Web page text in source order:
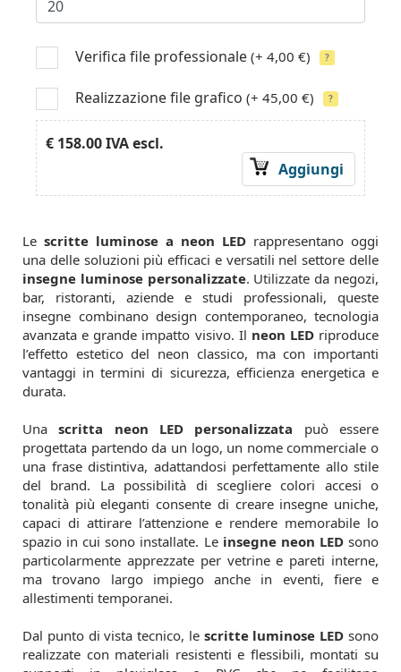
Verifica file professionale (+ 4,00 €) ?
Realizzazione file grafico (+ 45,00 €) ?
€ 158.00IVA escl.
Aggiungi
Le scritte luminose a neon LED rappresentano oggi
una delle soluzioni più efficaci e versatili nel settore delle
insegne luminose personalizzate. Utilizzate da negozi,
bar, ristoranti, aziende e studi professionali, queste
insegne combinano design contemporaneo, tecnologia
avanzata e grande impatto visivo. Il neon LEDriproduce
l’effetto estetico del neon classico, ma con importanti
vantaggi in termini di sicurezza, efficienza energetica e
durata.
Unascritta neon LED personalizzata può essere
progettata partendo da un logo, un nome commerciale o
una frase distintiva, adattandosi perfettamente allo stile
del brand. La possibilità di scegliere colori accesi o
tonalità più eleganti consente di creare insegne uniche,
capaci di attirare l’attenzione e rendere memorabile lo
spazio in cui sono installate. Le insegne neon LEDsono
particolarmente apprezzate per vetrine e pareti interne,
ma trovano largo impiego anche in eventi, fiere e
allestimenti temporanei.
Dal punto di vista tecnico, le scritte luminose LED sono
realizzate con materiali resistenti e flessibili, montati su